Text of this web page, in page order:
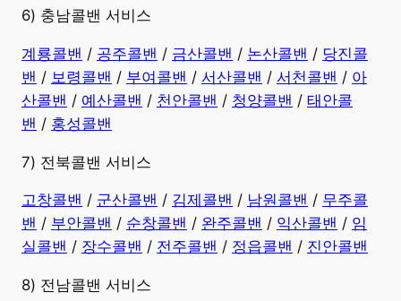
6) 충남콜밴 서비스
계룡콜밴 / 공주콜밴 / 금산콜밴 / 논산콜밴 / 당진콜
밴 / 보령콜밴 / 부여콜밴 / 서산콜밴 / 서천콜밴 / 아
산콜밴 / 예산콜밴 / 천안콜밴 / 청양콜밴 / 태안콜
밴 / 홍성콜밴
7) 전북콜밴 서비스
고창콜밴 / 군산콜밴 / 김제콜밴 / 남원콜밴 / 무주콜
밴 / 부안콜밴 / 순창콜밴 / 완주콜밴 / 익산콜밴 / 임
실콜밴 / 장수콜밴 / 전주콜밴 / 정읍콜밴 / 진안콜밴
8) 전남콜밴 서비스